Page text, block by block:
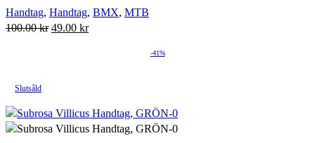
Handtag, Handtag, BMX, MTB
100.00kr Det
49.00 krDet
Lägg till i önskelista
-41%
Slutsåld